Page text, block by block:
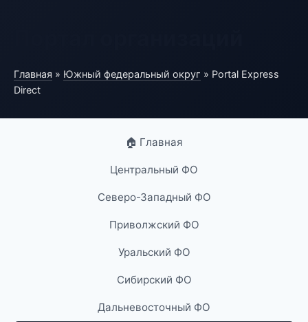
Главная » Южный федеральный округ » Portal Express
Direct
🏠 Главная
Центральный ФО
Северо-Западный ФО
Приволжский ФО
Уральский ФО
Сибирский ФО
Дальневосточный ФО